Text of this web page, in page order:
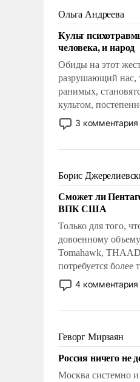
Ольга Андреева
Культ
человека, и народ
Обиды на этот
разрушающий нас,
ранимых,
культом,
отменяя
человеку – быть
на себя
слабым, идти
адаптироваться.
3 комментария
Борис
Сможет ли
ВПК США
Только для того,
довоенному
Tomahawk,
потребуется более
небольшая война с
опустошила
уязвимости США,
Китаем.
4 комментария
Геворг Мирзаян
Россия ничего не
Москва системно и